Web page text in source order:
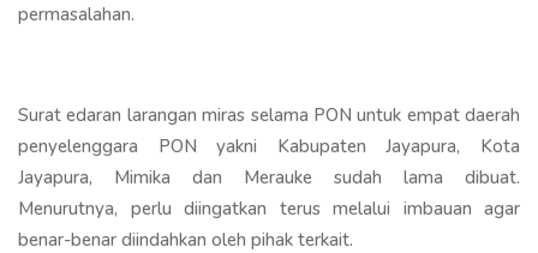
permasalahan.
Surat edaran larangan miras selama PON untuk empat daerah
penyelenggara PON yakni Kabupaten Jayapura, Kota
Jayapura, Mimika dan Merauke sudah lama dibuat.
Menurutnya, perlu diingatkan terus melalui imbauan agar
benar-benar diindahkan oleh pihak terkait.